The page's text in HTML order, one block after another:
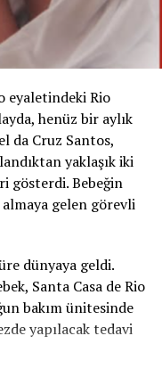
eyaletindeki Rio
henüz bir aylık
da Cruz Santos,
yaklaşık iki
gösterdi. Bebeğin
gelen görevli
dünyaya geldi.
Santa Casa de Rio
bakım ünitesinde
yapılacak tedavi